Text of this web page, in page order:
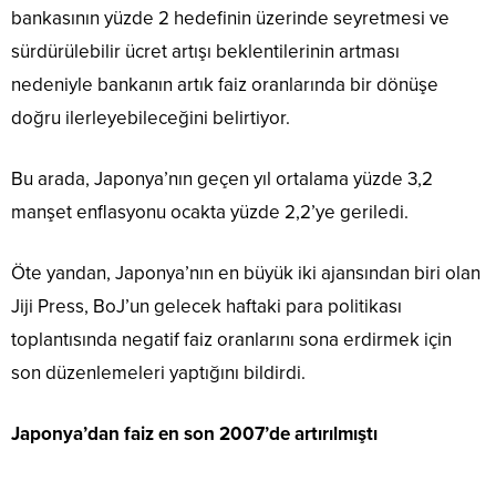
bankasının yüzde 2 hedefinin üzerinde seyretmesi ve
sürdürülebilir ücret artışı beklentilerinin artması
nedeniyle bankanın artık faiz oranlarında bir dönüşe
doğru ilerleyebileceğini belirtiyor.
Bu arada, Japonya’nın geçen yıl ortalama yüzde 3,2
manşet enflasyonu ocakta yüzde 2,2’ye geriledi.
Öte yandan, Japonya’nın en büyük iki ajansından biri olan
Jiji Press, BoJ’un gelecek haftaki para politikası
toplantısında negatif faiz oranlarını sona erdirmek için
son düzenlemeleri yaptığını bildirdi.
Japonya’dan faiz en son 2007’de artırılmıştı